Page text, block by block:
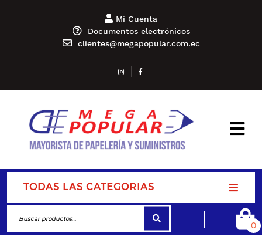
Mi Cuenta
Documentos electrónicos
clientes@megapopular.com.ec
TODAS LAS CATEGORIAS
0